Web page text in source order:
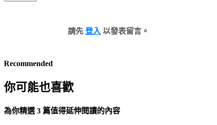
請先 登入 以發表留言。
Recommended
你可能也喜歡
為你精選 3 篇值得延伸閱讀的內容